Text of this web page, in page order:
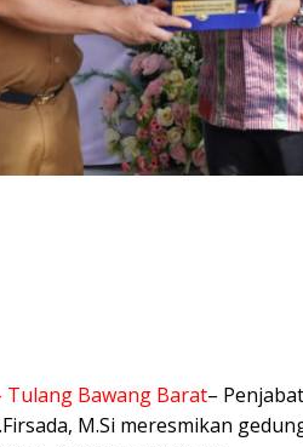
Tulang Bawang Barat–
M.Si meresmikan